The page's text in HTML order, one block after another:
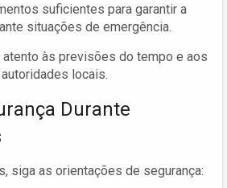
suficientes para garantir a
situações de emergência.
atento às previsões do tempo e aos
locais.
Durante
siga as orientações de segurança: